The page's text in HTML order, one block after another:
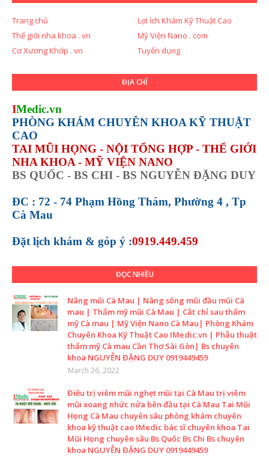
Trang chủ
Lợi ích Khám Kỹ Thuật Cao
Thế giới nha khoa . vn
Mỹ Viện Nano . com
Cơ Xương Khớp . vn
Tuyển dụng
ĐỊA CHỈ
IMedic.vn
PHÒNG KHÁM CHUYÊN KHOA KỸ THUẬT
CAO
TAI MŨI HỌNG - NỘI TỔNG HỢP - THẾ GIỚI
NHA KHOA - MỸ VIỆN NANO
BS QUỐC - BS CHI - BS NGUYỄN ĐẶNG DUY
ĐC : 72 - 74 Phạm Hồng Thám, Phường 4 , Tp
Cà Mau
Đặt lịch khám & góp ý :0919.449.459
ĐỌC NHIỀU
Nâng mũi Cà Mau | Nâng sống mũi đầu mũi Cà
mau | Thẩm mỹ mũi Cà Mau | Cắt chỉ sau thẩm
mỹ Cà mau | Mỹ Viện Nano Cà Mau| Phòng Khám
Chuyên Khoa Kỹ Thuật Cao IMedic.vn | Phẫu thuật
thẩm mỹ Cà mau Cần Thơ Sài Gòn| Bs chuyên
khoa NGUYỄN ĐẶNG DUY 0919449459
March 26, 2022
Điều trị viêm mũi nghẹt mũi tại Cà Mau trị viêm
mũi xoang nhức nửa bên đầu tại Cà Mau Tai Mũi
Họng Cà Mau chuyên sâu phòng khám chuyên
khoa kỹ thuật cao IMedic bác sĩ chuyên khoa Tai
Mũi Họng chuyên sâu Bs Quốc Bs Chi Bs chuyên
khoa NGUYỄN ĐẶNG DUY 0919449459